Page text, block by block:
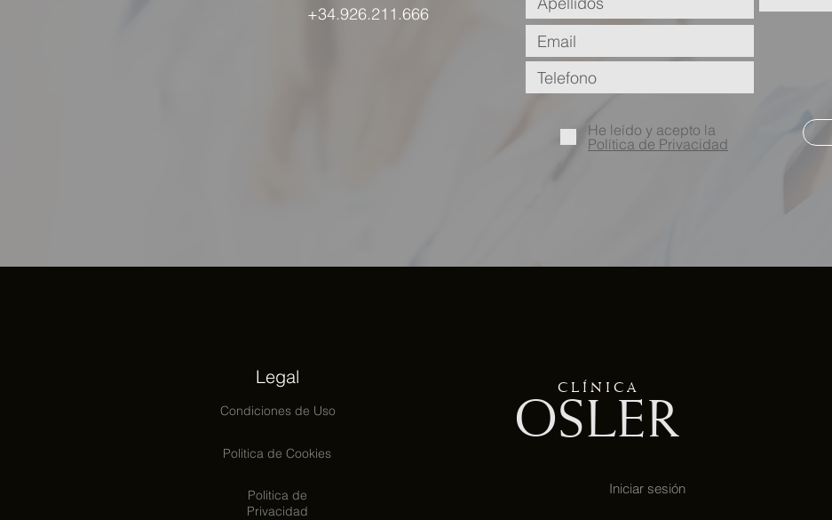
+34.926.211.666
He leído y acepto la
Política de Privacidad
Legal
Condiciones de Uso
Politica de Cookies
Politica de
Privacidad
C L Í N I C A
OSLER
Iniciar sesión